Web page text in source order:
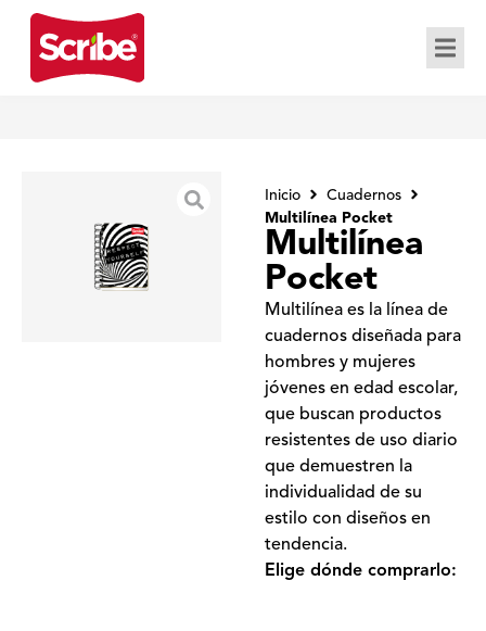
Inicio
Cuadernos
Multilínea Pocket
Multilínea
Pocket
Multilínea es la línea de
cuadernos diseñada para
hombres y mujeres
jóvenes en edad escolar,
que buscan productos
resistentes de uso diario
que demuestren la
individualidad de su
estilo con diseños en
tendencia.
Elige dónde comprarlo: